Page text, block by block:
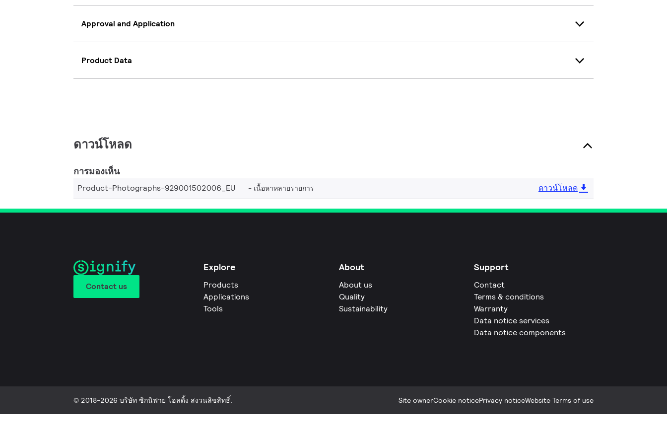
Approval and Application
Product Data
ดาวน์โหลด
การมองเห็น
Product-Photographs-929001502006_EU เนื้อหาหลายรายการ ดาวน์โหลด
Contact us
Explore
Products
Applications
Tools
About
About us
Quality
Sustainability
Support
Contact
Terms & conditions
Warranty
Data notice services
Data notice components
© 2018-2026 บริษัท ซิกนิฟาย โฮลดิ้ง สงวนลิขสิทธิ์. Site ownerCookie noticePrivacy noticeWebsite Terms of use